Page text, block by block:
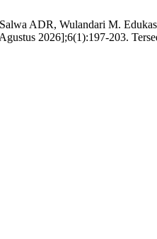
ADR, Wulandari M.
2026];6(1):197-203.